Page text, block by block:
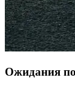
Ожидания